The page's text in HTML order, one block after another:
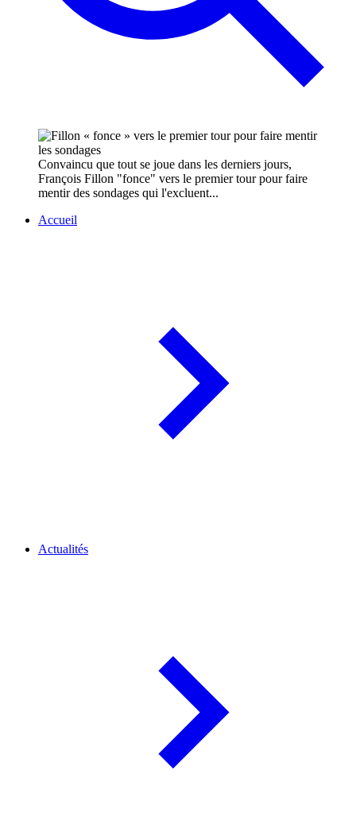
Convaincu que tout se joue dans les derniers jours,
François Fillon "fonce" vers le premier tour pour faire
mentir des sondages qui l'excluent...
Accueil
Actualités